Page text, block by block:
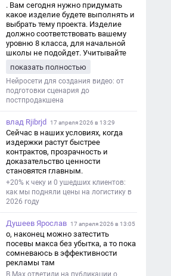
. Вам сегодня нужно придумать
какое изделие будете выполнять и
выбрать тему проекта. Изделие
должно соответствовать вашему
уровню 8 класса, для начальной
школы не подойдет. Учитывайте
уровня работы. Структура проекта 1.
Титульный лист - Название школы.
- Тип работы: «Проектная работа». -
Тема проекта. - Кто выполнил:
должность учителя. - Город, год. 2.
Введение - Актуальность темы
(почему это важно). - Цель и
задачи проекта. - Объект и предмет
исследования. - Методы работы. 3.
Основная часть - Теоретическая
основные понятия. - Практическая
глава: что сделано (исследование,
опрос, создание изделия и т. д.). -
Заключение - Краткие выводы по
проекту. - Достигнута ли цель. -
Практическая значимость работы.
5. Список литературы Перечень
использованных книг, статей,
сайтов. 6. Приложения (по
показать полностью
Нейросети для создания видео: от
подготовки сценария до
постпродакшена
влад Rjibrjd 17 апреля 2026 в 13:29
Сейчас в наших условиях, когда
издержки растут быстрее
контрактов, прозрачность и
доказательство ценности
становятся главным.
+20% к чеку и 0 ушедших клиентов:
как мы подняли цены на логистику в
2026 году
Душеев Ярослав 17 апреля 2026 в 13:05
о, наконец можно затестить
посевы макса без убытка, а то пока
сомневаюсь в эффективности
рекламы там
В Max ответили на публикации о